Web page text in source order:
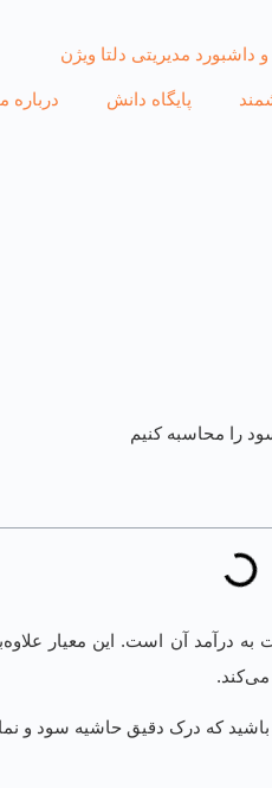
پایگاه دانش درباره
آن است. این معیار
می‌کند.
که درک دقیق حاشیه سود و